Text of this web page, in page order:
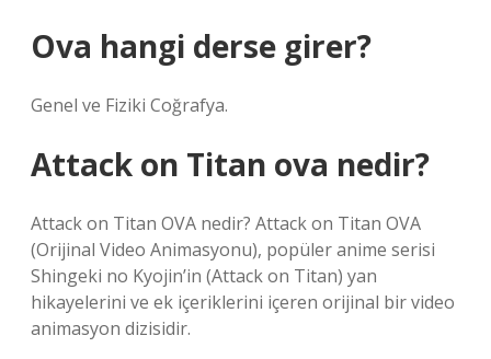
Ova hangi derse girer?
Genel ve Fiziki Coğrafya.
Attack on Titan ova nedir?
Attack on Titan OVA nedir? Attack on Titan OVA
(Orijinal Video Animasyonu), popüler anime serisi
Shingeki no Kyojin’in (Attack on Titan) yan
hikayelerini ve ek içeriklerini içeren orijinal bir video
animasyon dizisidir.